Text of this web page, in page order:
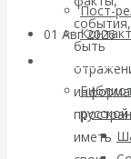
Пост-
01 Авг 2026
события,
быть
иметь